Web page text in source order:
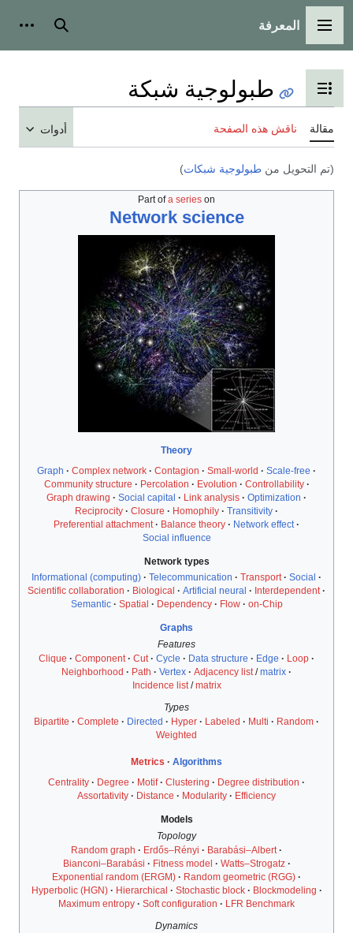
القائمة الرئيسية
المعرفة بحث
تبديل عرض جدول المحتويات
طبولوجية شبكة
مقالة ناقش هذه الصفحة أدوات
(تم التحويل من طبولوجية شبكات)
Part ofa series on
Network science
Theory
Graph
Complex network Contagion Small-world
Scale-free
Community structure
Percolation Evolution
Controllability
Graph drawing
Social capital Link analysis
Optimization
Reciprocity
Closure Homophily
Transitivity
Preferential attachment
Balance theory
Network effect
Social influence
Network types
Informational (computing)
Telecommunication Transport
Social
Scientific collaboration
Biological Artificial neural
Interdependent
Semantic
Spatial Dependency Flow on-Chip
Graphs
Features
Clique
Component Cut Cycle Data structure Edge
Loop
Neighborhood
Path Vertex Adjacency list/matrix
Incidence list/matrix
Types
Bipartite
Complete Directed Hyper Labeled Multi
Random
Weighted
Metrics
Algorithms
Centrality
Degree Motif Clustering
Degree distribution
Assortativity
Distance Modularity Efficiency
Models
Topology
Random graph
Erdős–Rényi
Barabási–Albert
Bianconi–Barabási
Fitness model
Watts–Strogatz
Exponential random (ERGM)
Random geometric (RGG)
Hyperbolic (HGN)
Hierarchical Stochastic block
Blockmodeling
Maximum entropy
Soft configuration
LFR Benchmark
Dynamics